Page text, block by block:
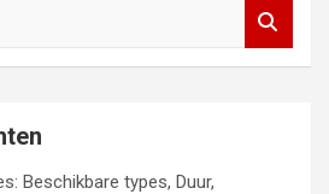
Beschikbare types, Duur,